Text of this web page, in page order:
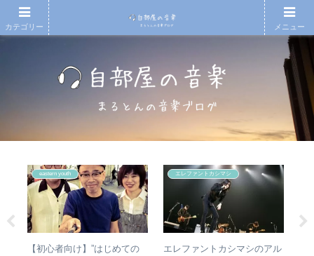
eastern youth
【初心者向け】”はじめての
エレファントカシマシ
エレファントカシマシのアル
カテゴリー メニュー